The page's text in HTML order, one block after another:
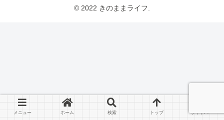
© 2022 きのままライフ.
メニュー ホーム 検索 トップ サイドバー